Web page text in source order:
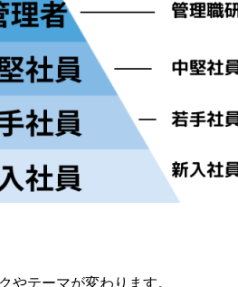
テーマが変わります。